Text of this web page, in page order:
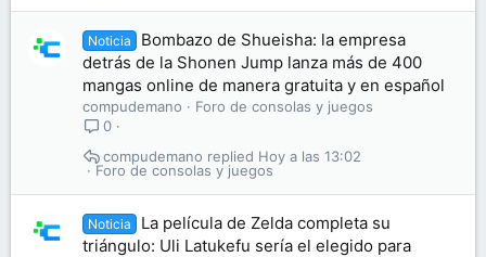
Noticia
Bombazo de Shueisha: la empresa
detrás de la Shonen Jump lanza más de 400
mangas online de manera gratuita y en español
compudemano
Foro de consolas y juegos
0
Foro de consolas y juegos
Hoy a las 13:02
compudemano
Noticia
La película de Zelda completa su
triángulo: Uli Latukefu sería el elegido para